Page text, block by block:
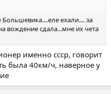
ехали.... за
вождение сдала...мне их чета
именно ссср, говорит
была 40км/ч, наверное у